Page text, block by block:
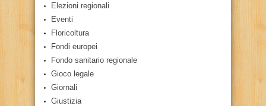
Elezioni regionali
Eventi
Floricoltura
Fondi europei
Fondo sanitario regionale
Gioco legale
Giornali
Giustizia